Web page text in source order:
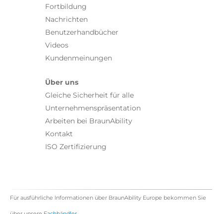
Fortbildung
Nachrichten
Benutzerhandbücher
Videos
Kundenmeinungen
Über uns
Gleiche Sicherheit für alle
Unternehmenspräsentation
Arbeiten bei BraunAbility
Kontakt
ISO Zertifizierung
Für ausführliche Informationen über BraunAbility Europe bekommen Sie